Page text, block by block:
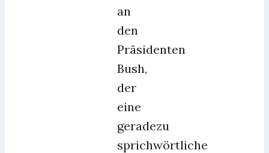
an
den
Präsidenten
Bush,
der
eine
geradezu
sprichwörtliche